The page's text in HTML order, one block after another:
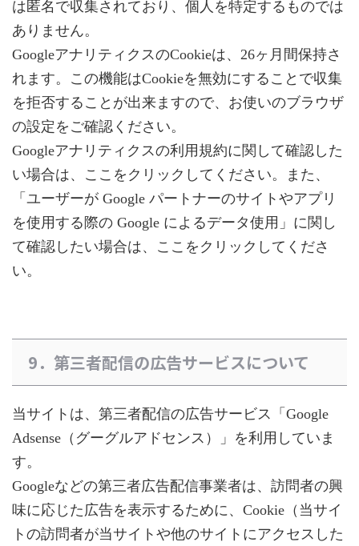
は匿名で収集されており、個人を特定するものでは
ありません。
GoogleアナリティクスのCookieは、26ヶ月間保持さ
れます。この機能はCookieを無効にすることで収集
を拒否することが出来ますので、お使いのブラウザ
の設定をご確認ください。
Googleアナリティクスの利用規約に関して確認した
い場合は、ここをクリックしてください。また、
「ユーザーが Google パートナーのサイトやアプリ
を使用する際の Google によるデータ使用」に関し
て確認したい場合は、ここをクリックしてくださ
い。
9．第三者配信の広告サービスについて
当サイトは、第三者配信の広告サービス「Google
Adsense（グーグルアドセンス）」を利用していま
す。
Googleなどの第三者広告配信事業者は、訪問者の興
味に応じた広告を表示するために、Cookie（当サイ
トの訪問者が当サイトや他のサイトにアクセスした